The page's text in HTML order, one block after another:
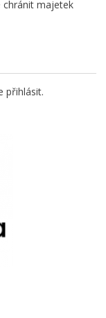
chránit majetek
přihlásit.